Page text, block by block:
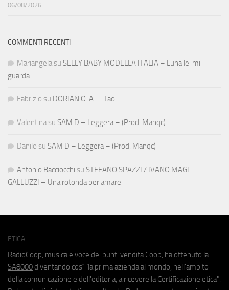
06/08/2026
COMMENTI RECENTI
Mariangela su SELLY BABY MODELLA ITALIA – Luna lei mi
guarda
Fabrizio su DORIAN O. A. – Tao
Valentina su SAM D – Leggera – (Prod. Manqc)
Danilo su SAM D – Leggera – (Prod. Manqc)
Antonio Bacciocchi su STEFANO SPAZZI / IVANO MAGI
GALLUZZI – Una rotonda per amare
ETICA
RadioCoop, musica e voce dei punti vendita Coop, ha ottenuto la
SA8000 diventando così "la prima azienda al mondo, nell'ambito
della comunicazione e dell'editoria, a ricevere la Certificazione etica".